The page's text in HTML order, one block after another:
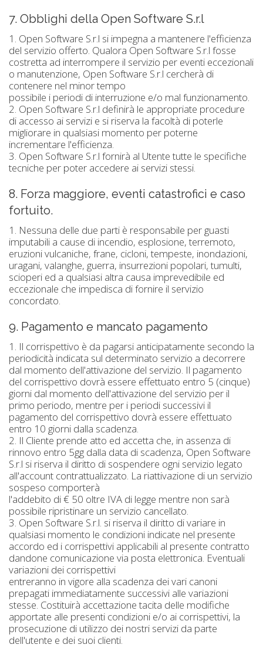
7. Obblighi della Open Software S.r.l
1. Open Software S.r.l si impegna a mantenere l'efficienza
del servizio offerto. Qualora Open Software S.r.l fosse
costretta ad interrompere il servizio per eventi eccezionali
o manutenzione, Open Software S.r.l cercherà di
contenere nel minor tempo
possibile i periodi di interruzione e/o mal funzionamento.
2. Open Software S.r.l definirà le appropriate procedure
di accesso ai servizi e si riserva la facoltà di poterle
migliorare in qualsiasi momento per poterne
incrementare l'efficienza.
3. Open Software S.r.l fornirà al Utente tutte le specifiche
tecniche per poter accedere ai servizi stessi.
8. Forza maggiore, eventi catastrofici e caso
fortuito.
1. Nessuna delle due parti è responsabile per guasti
imputabili a cause di incendio, esplosione, terremoto,
eruzioni vulcaniche, frane, cicloni, tempeste, inondazioni,
uragani, valanghe, guerra, insurrezioni popolari, tumulti,
scioperi ed a qualsiasi altra causa imprevedibile ed
eccezionale che impedisca di fornire il servizio
concordato.
9. Pagamento e mancato pagamento
1. Il corrispettivo è da pagarsi anticipatamente secondo la
periodicità indicata sul determinato servizio a decorrere
dal momento dell'attivazione del servizio. Il pagamento
del corrispettivo dovrà essere effettuato entro 5 (cinque)
giorni dal momento dell'attivazione del servizio per il
primo periodo, mentre per i periodi successivi il
pagamento del corrispettivo dovrà essere effettuato
entro 10 giorni dalla scadenza.
2. Il Cliente prende atto ed accetta che, in assenza di
rinnovo entro 5gg dalla data di scadenza, Open Software
S.r.l si riserva il diritto di sospendere ogni servizio legato
all'account contrattualizzato. La riattivazione di un servizio
sospeso comporterà
l'addebito di € 50 oltre IVA di legge mentre non sarà
possibile ripristinare un servizio cancellato.
3. Open Software S.r.l. si riserva il diritto di variare in
qualsiasi momento le condizioni indicate nel presente
accordo ed i corrispettivi applicabili al presente contratto
dandone comunicazione via posta elettronica. Eventuali
variazioni dei corrispettivi
entreranno in vigore alla scadenza dei vari canoni
prepagati immediatamente successivi alle variazioni
stesse. Costituirà accettazione tacita delle modifiche
apportate alle presenti condizioni e/o ai corrispettivi, la
prosecuzione di utilizzo dei nostri servizi da parte
dell'utente e dei suoi clienti.